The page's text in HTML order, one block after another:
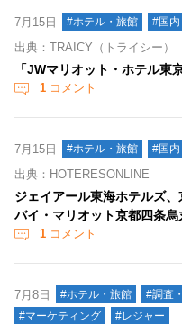
7月15日 #ホテル・旅館 #国内
出典：TRAICY（トライシー）
「JWマリオット・ホテル東
1 コメント
7月15日 #ホテル・旅館 #国内
出典：HOTERESONLINE
ジェイアール東海ホテルズ
バイ・マリオット京都四条
1 コメント
7月8日 #ホテル・旅館 #調査
#マーケティング
#レジャー